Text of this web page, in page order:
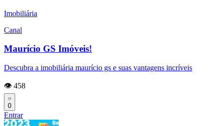
Imobiliária
Canal
Maurício GS Imóveis!
Descubra a imobiliária maurício gs e suas vantagens incríveis
👁️ 458
0
Entrar